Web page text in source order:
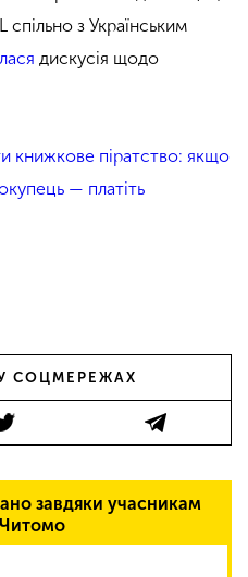
спільно з Українським
дискусія щодо
книжкове піратство: якщо
— платіть
СОЦМЕРЕЖАХ
завдяки учасникам